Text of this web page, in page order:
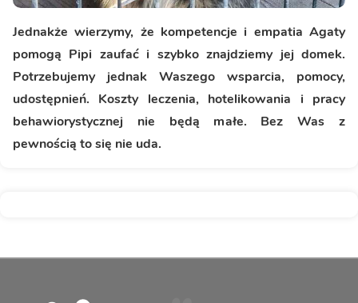
Jednakże wierzymy, że kompetencje i empatia Agaty
pomogą Pipi zaufać i szybko znajdziemy jej domek.
Potrzebujemy jednak Waszego wsparcia, pomocy,
udostępnień. Koszty leczenia, hotelikowania i pracy
behawiorystycznej nie będą małe. Bez Was z
pewnością to się nie uda.